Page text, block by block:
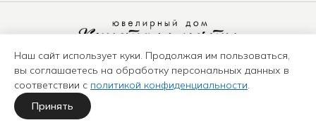
Политика конфиденциальности
Положение о защите ПД
Оферта
Политика использования куки-файлов
Наш сайт использует куки. Продолжая им пользоваться,
вы соглашаетесь на обработку персональных данных в
соответствии с политикой конфиденциальности.
Принять